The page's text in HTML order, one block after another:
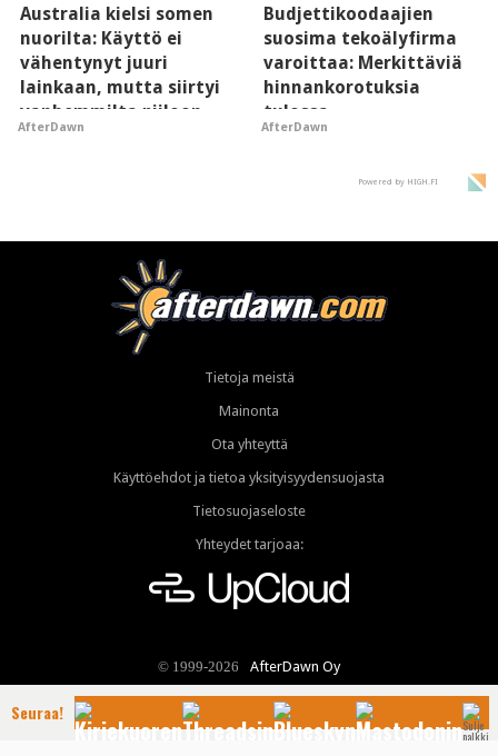
Australia kielsi somen
nuorilta: Käyttö ei
vähentynyt juuri
lainkaan, mutta siirtyi
vanhemmilta piiloon
AfterDawn
Budjettikoodaajien
suosima tekoälyfirma
varoittaa: Merkittäviä
hinnankorotuksia
tulossa
AfterDawn
Powered by HIGH.FI
Tietoja meistä
Mainonta
Ota yhteyttä
Käyttöehdot ja tietoa yksityisyydensuojasta
Tietosuojaseloste
Yhteydet tarjoaa:
© 1999-2026 AfterDawn Oy
Seuraa!